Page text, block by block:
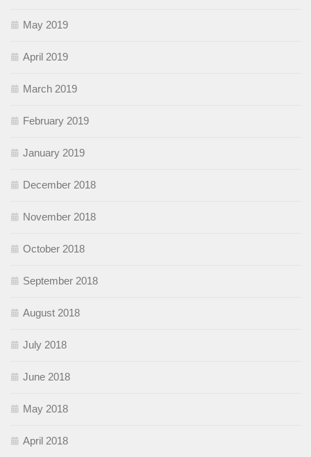
May 2019
April 2019
March 2019
February 2019
January 2019
December 2018
November 2018
October 2018
September 2018
August 2018
July 2018
June 2018
May 2018
April 2018